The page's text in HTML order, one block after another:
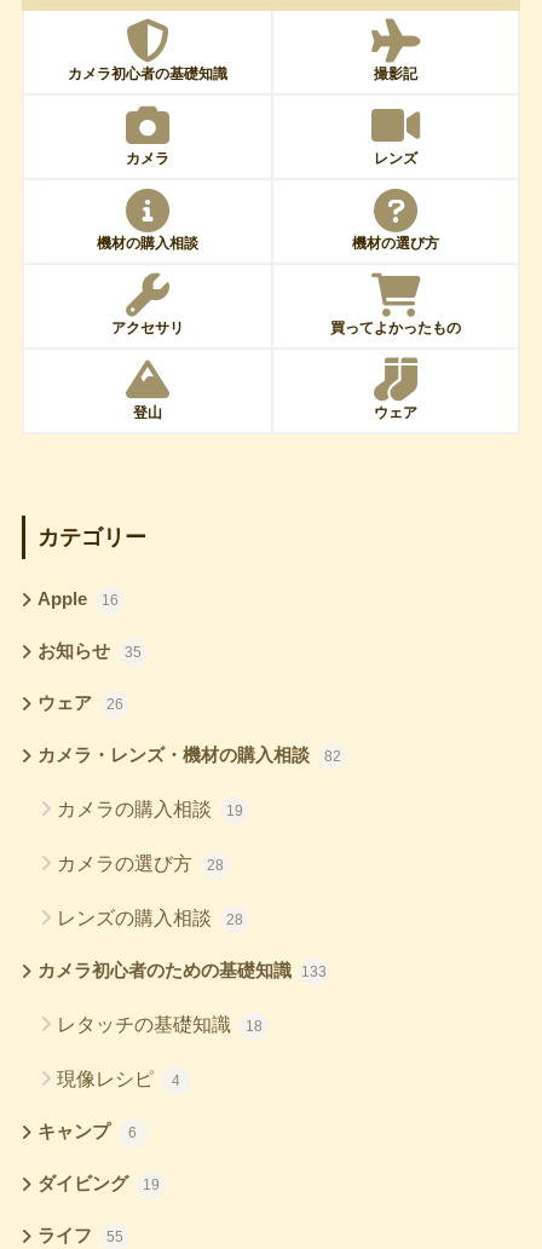
カメラ初心者の基礎知識 撮影記
カメラ レンズ
機材の購入相談 機材の選び方
アクセサリ 買ってよかったもの
登山 ウェア
カテゴリー
Apple 16
お知らせ 35
ウェア 26
カメラ・レンズ・機材の購入相談 82
カメラの購入相談 19
カメラの選び方 28
レンズの購入相談 28
カメラ初心者のための基礎知識 133
レタッチの基礎知識 18
現像レシピ 4
キャンプ 6
ダイビング 19
ライフ 55